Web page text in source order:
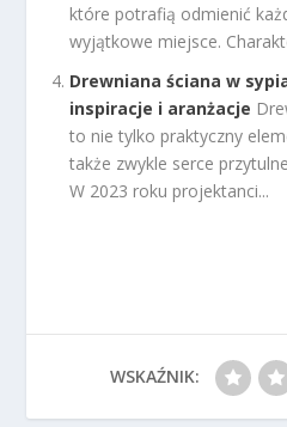
które potrafią odmienić
wyjątkowe miejsce.
Drewniana ściana w
inspiracje i aranżacje
to nie tylko praktyczny
także zwykle serce
W 2023 roku projektanci...
WSKAŹNIK: